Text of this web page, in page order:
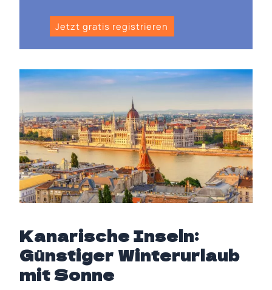
Jetzt gratis registrieren
Kanarische Inseln:
Günstiger Winterurlaub
mit Sonne